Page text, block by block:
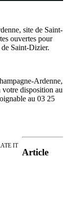
site de Saint-
ouvertes pour
Saint-Dizier.
Ardenne,
disposition au
au 03 25
IT
Article